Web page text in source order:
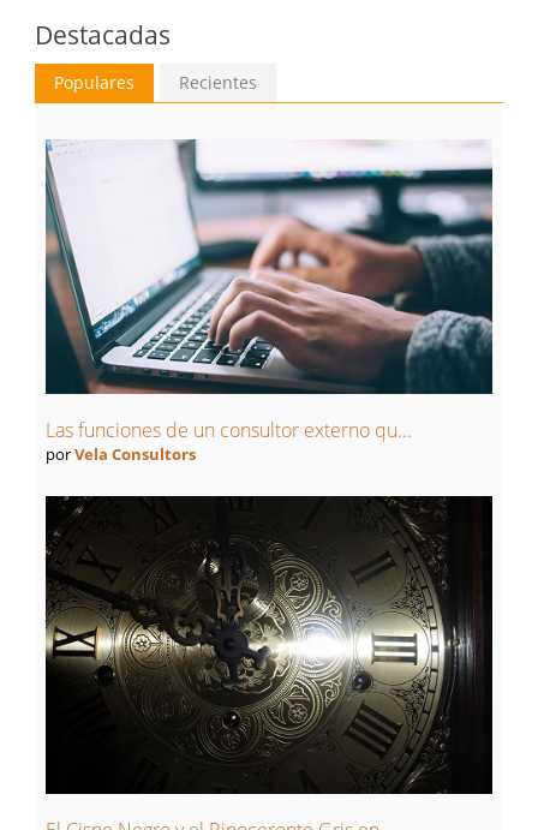
Destacadas
Populares Recientes
Las funciones de un consultor externo qu...
porVela Consultors